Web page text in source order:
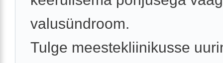
valusündroom.
Tulge meestekliinikusse